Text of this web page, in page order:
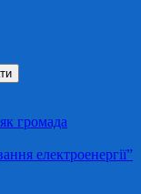
громада
електроенергії”